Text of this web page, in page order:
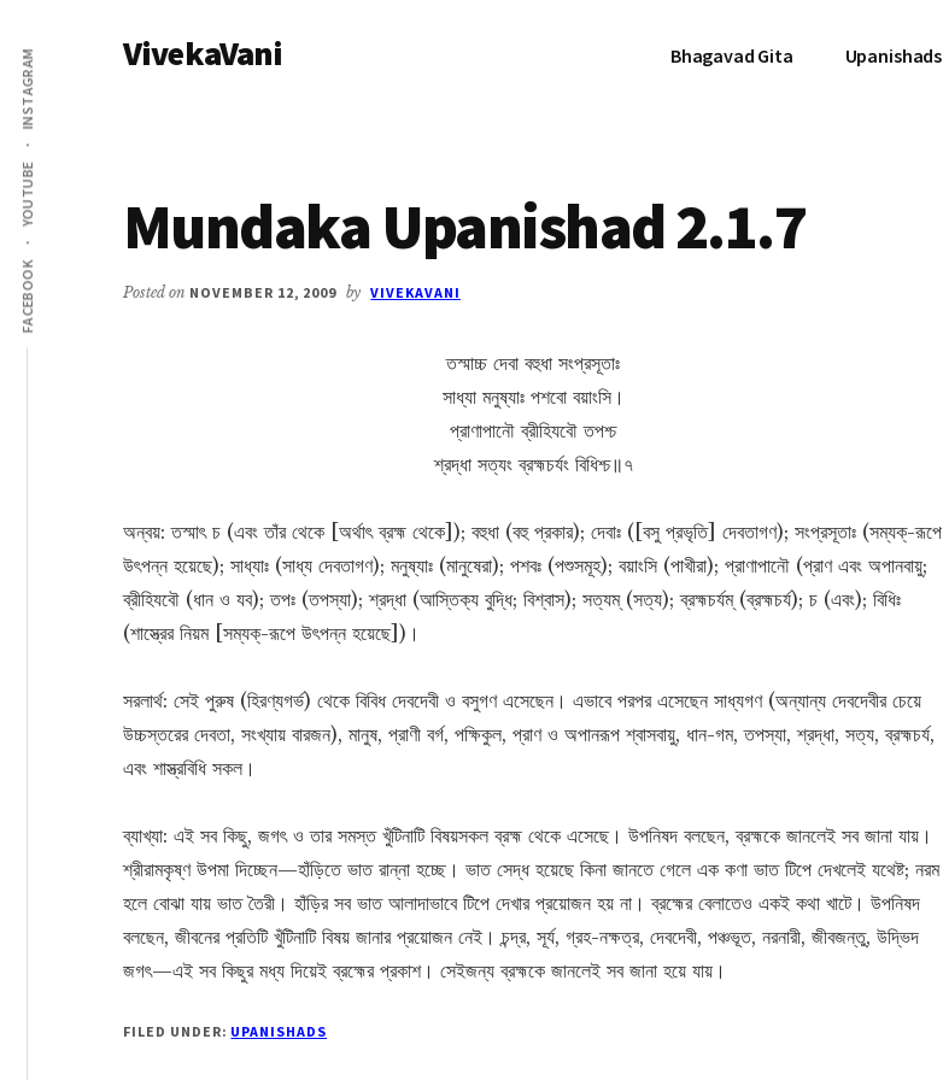
main
content
primary
sidebar
Additional
menu
FACEBOOK
YOUTUBE
INSTAGRAM VivekaVani Bhagavad Gita Upanishads
Mundaka Upanishad 2.1.7
Posted on NOVEMBER 12, 2009 by VIVEKAVANI
তস্মাচ্চ দেবা বহুধা সংপ্রসূতাঃ
সাধ্যা মনুষ্যাঃ পশবো বয়াংসি।
প্রাণাপানৌ ব্রীহিযবৌ তপশ্চ
শ্রদ্ধা সত্যং ব্রহ্মচর্যং বিধিশ্চ॥৭
অন্বয়: তস্মাৎ চ (এবং তাঁর থেকে [অর্থাৎ ব্রহ্ম থেকে]); বহুধা (বহু প্রকার); দেবাঃ ([বসু প্রভৃতি] দেবতাগণ); সংপ্রসূতাঃ (সম্যক্‌-রূপে
উৎপন্ন হয়েছে); সাধ্যাঃ (সাধ্য দেবতাগণ); মনুষ্যাঃ (মানুষেরা); পশবঃ (পশুসমূহ); বয়াংসি (পাখীরা); প্রাণাপানৌ (প্রাণ এবং অপানবায়ু;
ব্রীহিযবৌ (ধান ও যব); তপঃ (তপস্যা); শ্রদ্ধা (আস্তিক্য বুদ্ধি; বিশ্বাস); সত্যম্ (সত্য); ব্রহ্মচর্যম্ (ব্রহ্মচর্য); চ (এবং); বিধিঃ
(শাস্ত্রের নিয়ম [সম্যক্‌-রূপে উৎপন্ন হয়েছে])।
সরলার্থ: সেই পুরুষ (হিরণ্যগর্ভ) থেকে বিবিধ দেবদেবী ও বসুগণ এসেছেন। এভাবে পরপর এসেছেন সাধ্যগণ (অন্যান্য দেবদেবীর চেয়ে
উচ্চস্তরের দেবতা, সংখ্যায় বারজন), মানুষ, প্রাণী বর্গ, পক্ষিকুল, প্রাণ ও অপানরূপ শ্বাসবায়ু, ধান-গম, তপস্যা, শ্রদ্ধা, সত্য, ব্রহ্মচর্য,
এবং শাস্ত্রবিধি সকল।
ব্যাখ্যা: এই সব কিছু, জগৎ ও তার সমস্ত খুঁটিনাটি বিষয়সকল ব্রহ্ম থেকে এসেছে। উপনিষদ বলছেন, ব্রহ্মকে জানলেই সব জানা যায়।
শ্রীরামকৃষ্ণ উপমা দিচ্ছেন—হাঁড়িতে ভাত রান্না হচ্ছে। ভাত সেদ্ধ হয়েছে কিনা জানতে গেলে এক কণা ভাত টিপে দেখলেই যথেষ্ট; নরম
হলে বোঝা যায় ভাত তৈরী। হাঁড়ির সব ভাত আলাদাভাবে টিপে দেখার প্রয়োজন হয় না। ব্রহ্মের বেলাতেও একই কথা খাটে। উপনিষদ
বলছেন, জীবনের প্রতিটি খুঁটিনাটি বিষয় জানার প্রয়োজন নেই। চন্দ্র, সূর্য, গ্রহ-নক্ষত্র, দেবদেবী, পঞ্চভূত, নরনারী, জীবজন্তু, উদ্ভিদ
জগৎ—এই সব কিছুর মধ্য দিয়েই ব্রহ্মের প্রকাশ। সেইজন্য ব্রহ্মকে জানলেই সব জানা হয়ে যায়।
FILED UNDER: UPANISHADS